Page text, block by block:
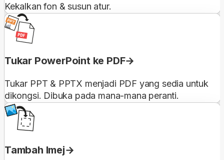
Kekalkan fon & susun atur.
Tukar PowerPoint ke PDF
Tukar PPT & PPTX menjadi PDF yang sedia untuk
dikongsi. Dibuka pada mana-mana peranti.
Tambah Imej